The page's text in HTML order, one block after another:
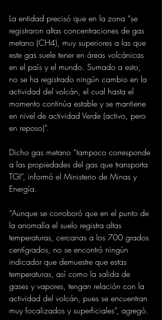
La entidad precisó que en la zona “se
registraron altas concentraciones de gas
metano (CH4), muy superiores a las que
este gas suele tener en áreas volcánicas
en el país y el mundo. Sumado a esto,
no se ha registrado ningún cambio en la
actividad del volcán, el cual hasta el
momento continúa estable y se mantiene
en nivel de actividad Verde (activo, pero
en reposo)”.
Dicho gas metano “tampoco corresponde
a las propiedades del gas que transporta
TGI”, informó el Ministerio de Minas y
Energía.
“Aunque se corroboró que en el punto de
la anomalía el suelo registra altas
temperaturas, cercanas a los 700 grados
centígrados, no se encontró ningún
indicador que demuestre que estas
temperaturas, así como la salida de
gases y vapores, tengan relación con la
actividad del volcán, pues se encuentran
muy focalizados y superficiales”, agregó.